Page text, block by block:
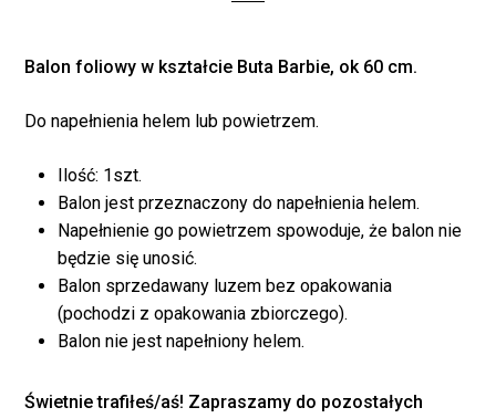
Balon foliowy w kształcie Buta Barbie, ok 60 cm.
Do napełnienia helem lub powietrzem.
Ilość: 1szt.
Balon jest przeznaczony do napełnienia helem.
Napełnienie go powietrzem spowoduje, że balon nie
będzie się unosić.
Balon sprzedawany luzem bez opakowania
(pochodzi z opakowania zbiorczego).
Balon nie jest napełniony helem.
Świetnie trafiłeś/aś! Zapraszamy do pozostałych